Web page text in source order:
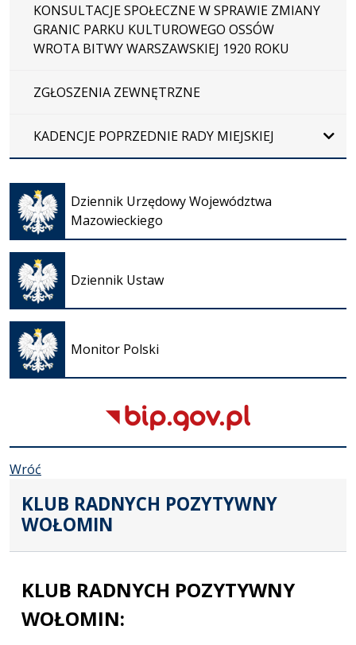
KONSULTACJE SPOŁECZNE W SPRAWIE ZMIANY
GRANIC PARKU KULTUROWEGO OSSÓW
WROTA BITWY WARSZAWSKIEJ 1920 ROKU
ZGŁOSZENIA ZEWNĘTRZNE
KADENCJE POPRZEDNIE RADY MIEJSKIEJ
Dziennik Urzędowy Województwa
Mazowieckiego
Otwiera
się w
nowej
karcie
Dziennik Ustaw
Otwiera
się w
nowej
karcie
Monitor Polski
Otwiera
się w
nowej
karcie
Wróć
KLUB RADNYCH POZYTYWNY
WOŁOMIN
KLUB RADNYCH POZYTYWNY
WOŁOMIN: